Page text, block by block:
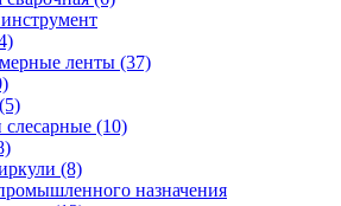
ленты (37)
(5)
(10)
(8)
назначения